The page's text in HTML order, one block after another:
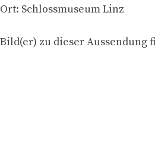
Ort: Schlossmuseum Linz
Bild(er) zu dieser Aussendung